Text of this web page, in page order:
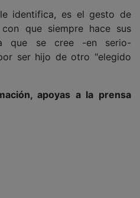
identifica, es el gesto de
que siempre hace sus
que se cree -en serio-
ser hijo de otro "elegido
apoyas a la prensa